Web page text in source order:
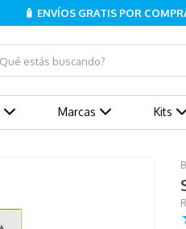
🧴 ENVÍOS GRATIS POR
estás buscando?
Marcas Kits